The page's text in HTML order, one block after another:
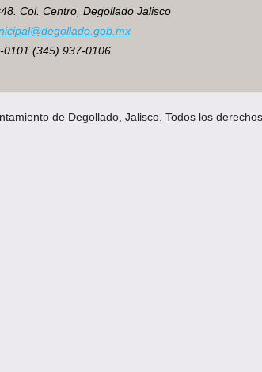
Col. Centro, Degollado Jalisco
0101 (345) 937-0106
de Degollado, Jalisco. Todos los